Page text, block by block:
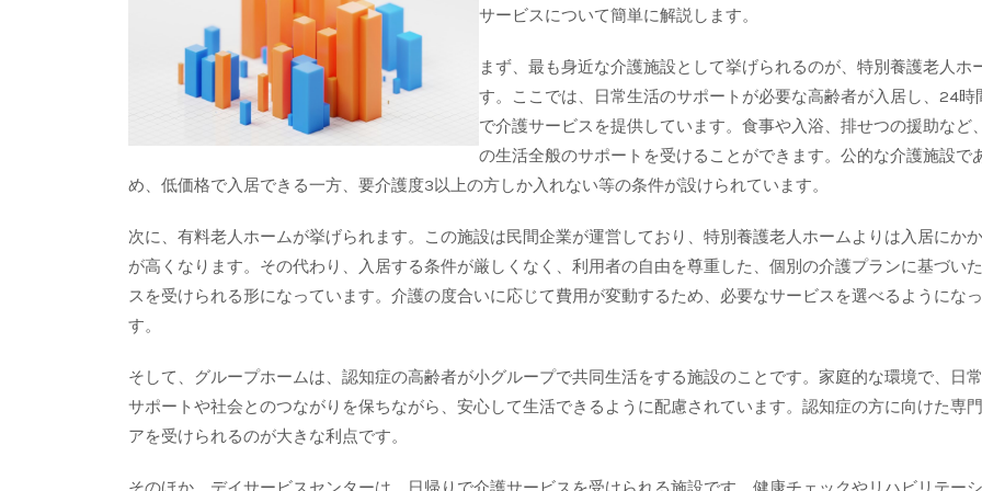
サービスについて簡単に解説します。
まず、最も身近な介護施設として挙げられるのが、特別養護老人ホ
す。ここでは、日常生活のサポートが必要な高齢者が入居し、24時
で介護サービスを提供しています。食事や入浴、排せつの援助など
の生活全般のサポートを受けることができます。公的な介護施設で
め、低価格で入居できる一方、要介護度3以上の方しか入れない等の条件が設けられています。
次に、有料老人ホームが挙げられます。この施設は民間企業が運営しており、特別養護老人ホームよりは入居にか
が高くなります。その代わり、入居する条件が厳しくなく、利用者の自由を尊重した、個別の介護プランに基づい
スを受けられる形になっています。介護の度合いに応じて費用が変動するため、必要なサービスを選べるようにな
す。
そして、グループホームは、認知症の高齢者が小グループで共同生活をする施設のことです。家庭的な環境で、日
サポートや社会とのつながりを保ちながら、安心して生活できるように配慮されています。認知症の方に向けた専
アを受けられるのが大きな利点です。